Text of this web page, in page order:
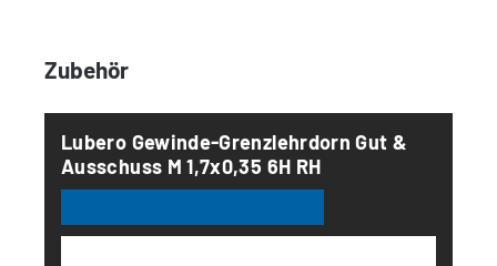
Produktgalerie überspringen
Zubehör
Lubero Gewinde-Grenzlehrdorn Gut &
Ausschuss M 1,7x0,35 6H RH